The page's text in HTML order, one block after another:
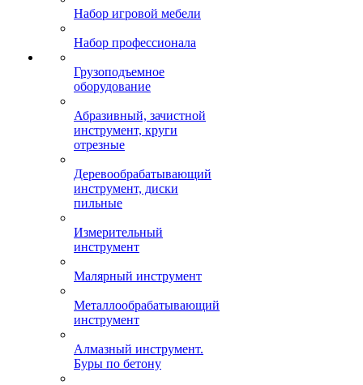
Набор игровой мебели
Набор профессионала
Грузоподъемное
оборудование
Абразивный, зачистной
инструмент, круги
отрезные
Деревообрабатывающий
инструмент, диски
пильные
Измерительный
инструмент
Малярный инструмент
Металлообрабатывающий
инструмент
Алмазный инструмент.
Буры по бетону